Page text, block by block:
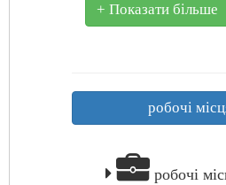
+ Показати більше
робочі
робочі